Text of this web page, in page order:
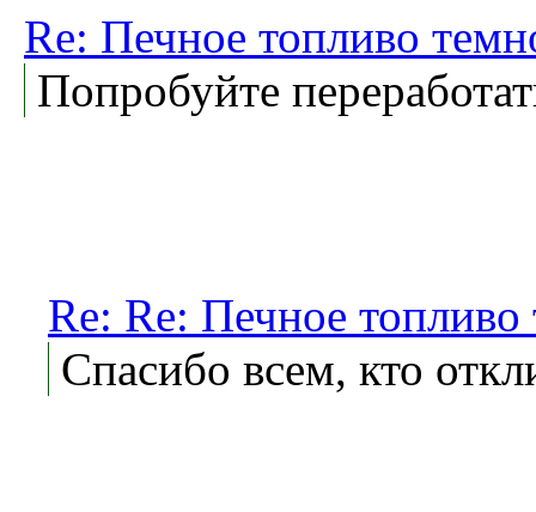
Re: Печное топливо
Попробуйте
Re: Re: Печное топливо
Спасибо всем, кто